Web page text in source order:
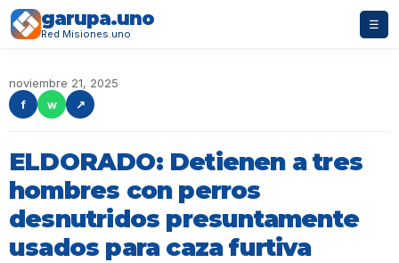
garupa.uno
Red Misiones.uno
☰
noviembre 21, 2025
f
w ↗
ELDORADO: Detienen a tres
hombres con perros
desnutridos presuntamente
usados para caza furtiva